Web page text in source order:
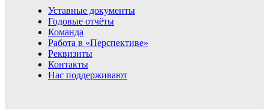
Уставные документы
Годовые отчёты
Команда
Работа в «Перспективе»
Реквизиты
Контакты
Нас поддерживают